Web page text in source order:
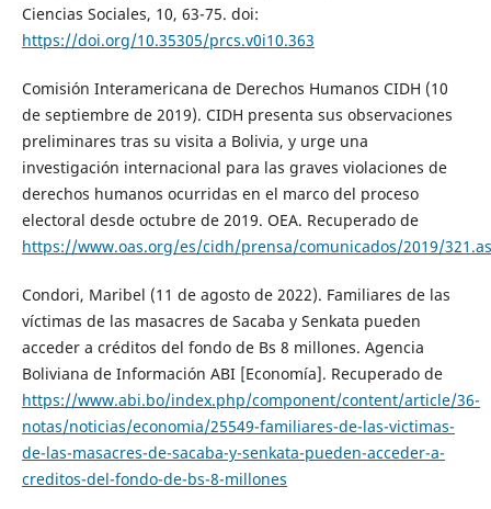
Ciencias Sociales, 10, 63-75. doi:
https://doi.org/10.35305/prcs.v0i10.363
Comisión Interamericana de Derechos Humanos CIDH (10
de septiembre de 2019). CIDH presenta sus observaciones
preliminares tras su visita a Bolivia, y urge una
investigación internacional para las graves violaciones de
derechos humanos ocurridas en el marco del proceso
electoral desde octubre de 2019. OEA. Recuperado de
https://www.oas.org/es/cidh/prensa/comunicados/2019/
Condori, Maribel (11 de agosto de 2022). Familiares de las
víctimas de las masacres de Sacaba y Senkata pueden
acceder a créditos del fondo de Bs 8 millones. Agencia
Boliviana de Información ABI [Economía]. Recuperado de
https://www.abi.bo/index.php/component/content/article/36-
notas/noticias/economia/25549-familiares-de-las-victimas-
de-las-masacres-de-sacaba-y-senkata-pueden-acceder-a-
creditos-del-fondo-de-bs-8-millones